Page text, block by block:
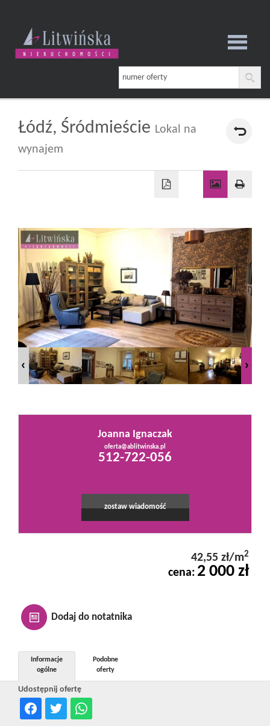
Strona
główna
Oferta
Mieszkania
Domy
Działki
Kontakt
dla
Łódź, Śródmieście Lokal na
wynajem
Joanna Ignaczak
oferta@ablitwinska.pl
512-722-056
zostaw wiadomość
42,55 zł/m2
cena: 2 000 zł
Dodaj do notatnika
Udostępnij ofertę
Informacje
ogólne
Podobne
oferty